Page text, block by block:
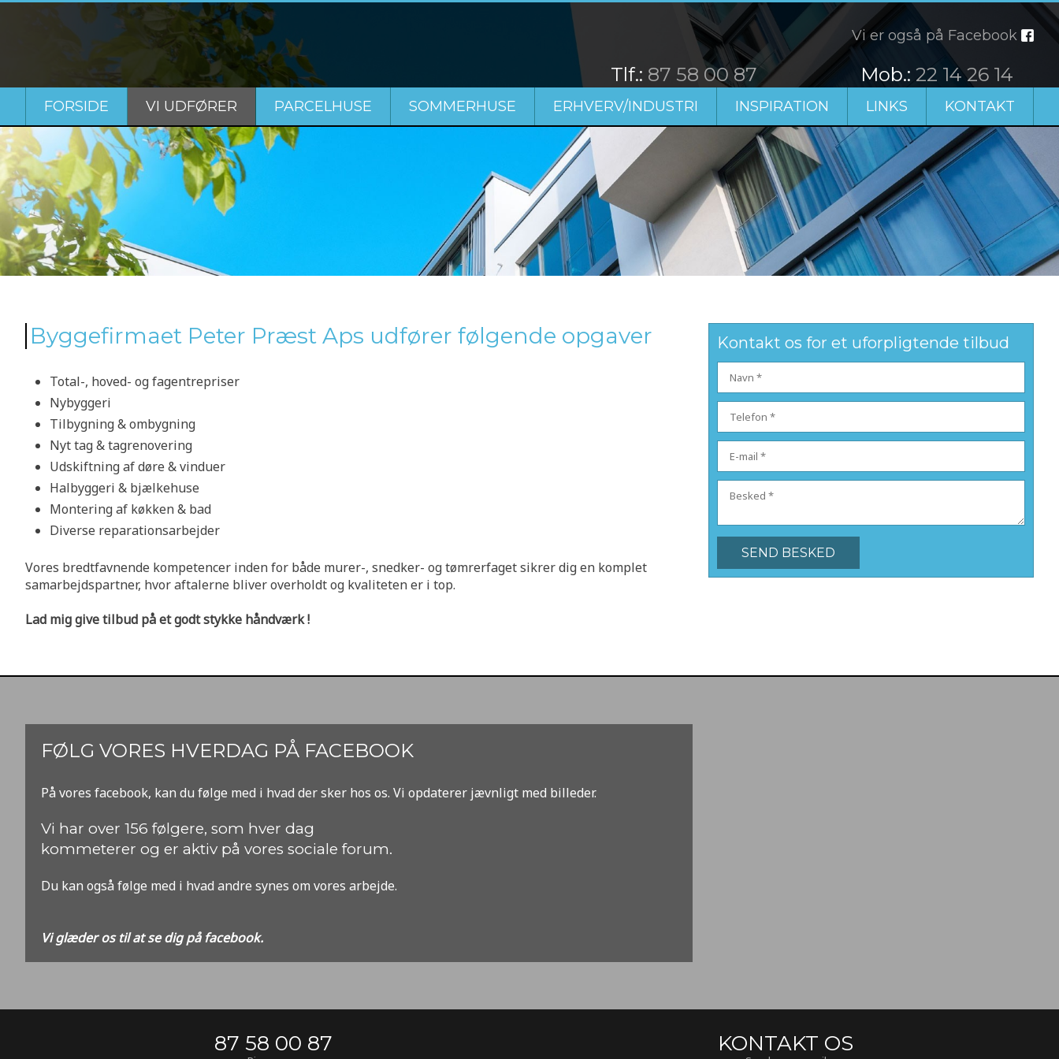
Vi er også på Facebook
​Tlf.: 87 58 00 87 ​Mob.:22 14 26 14
FORSIDE VI UDFØRER PARCELHUSE SOMMERHUSE ERHVERV/INDUSTRI INSPIRATION LINKS KONTAKT
Byggefirmaet Peter Præst Aps udfører følgende opgaver
Total-, hoved- og fagentrepriser
Nybyggeri
Tilbygning & ombygning
Nyt tag & tagrenovering
Udskiftning af døre & vinduer
Halbyggeri & bjælkehuse
Montering af køkken & bad
Diverse reparationsarbejder
Vores bredtfavnende kompetencer inden for både murer-, snedker- og tømrerfaget sikrer dig en komplet
samarbejdspartner, hvor aftalerne bliver overholdt og kvaliteten er i top.
Lad mig give tilbud på et godt stykke håndværk !
Kontakt os for et uforpligtende tilbud​
FØLG VORES HVERDAG PÅ FACEBOOK
​På vores facebook, kan du følge med i hvad der sker hos os. Vi opdaterer jævnligt med billeder.
​Vi har over 156 følgere, som hver dag
kommeterer og er aktiv på vores sociale forum.
Du kan også følge med i hvad andre synes om vores arbejde.
Vi glæder os til at se dig på facebook.
87 58 00 87 KONTAKT OS